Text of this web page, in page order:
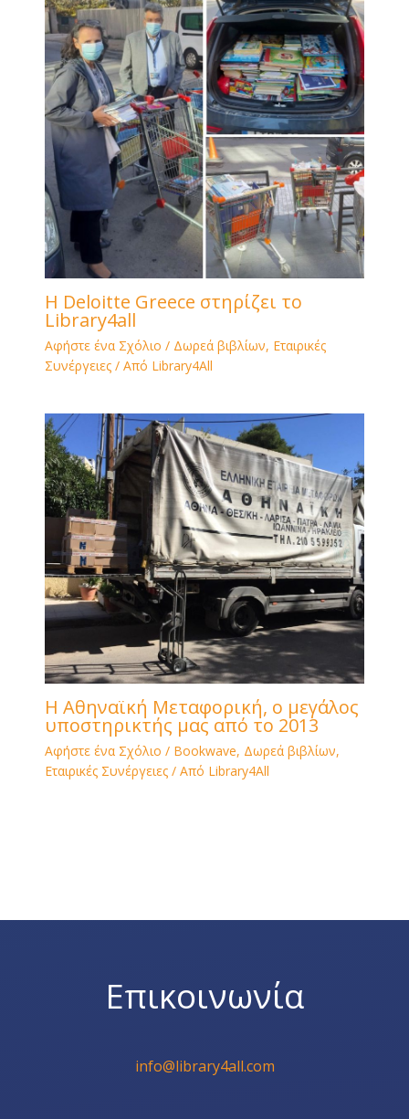
H Deloitte Greece στηρίζει το
Library4all
Αφήστε ένα Σχόλιο / Δωρεά βιβλίων, Εταιρικές
Συνέργειες/ Από Library4All
Η Αθηναϊκή Μεταφορική, ο μεγάλος
υποστηρικτής μας από το 2013
Αφήστε ένα Σχόλιο / Bookwave, Δωρεά βιβλίων,
Εταιρικές Συνέργειες/ Από Library4All
Επικοινωνία
info@library4all.com